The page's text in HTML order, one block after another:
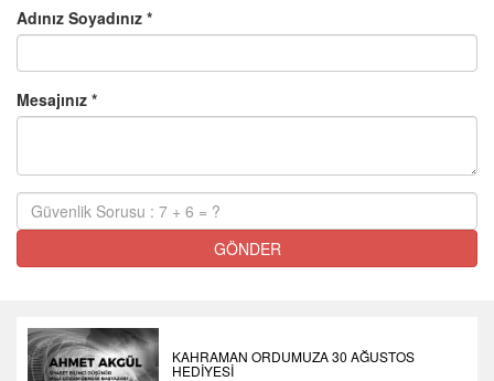
Adınız Soyadınız *
Mesajınız *
GÖNDER
KAHRAMAN ORDUMUZA 30 AĞUSTOS
HEDİYESİ